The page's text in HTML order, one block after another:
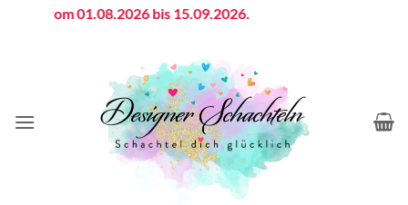
vom 01.08.2026 bis 15.09.2026.